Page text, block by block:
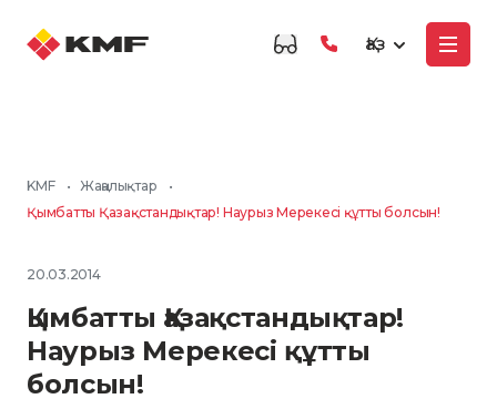
Қаз
KMF • Жаңалықтар
•
Қымбатты Қазақстандықтар! Наурыз Мерекесi құтты болсын!
20.03.2014
Қымбатты Қазақстандықтар!
Наурыз Мерекесi құтты
болсын!